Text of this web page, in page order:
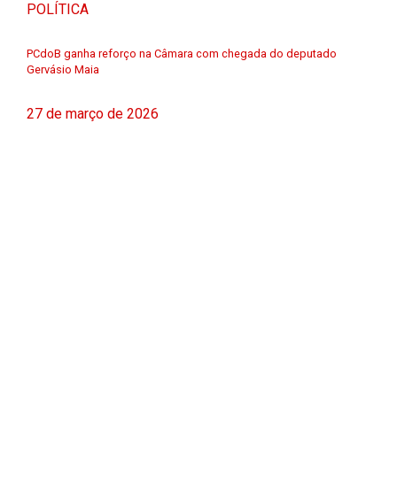
POLÍTICA
PCdoB ganha reforço na Câmara com chegada do deputado
Gervásio Maia
27 de março de 2026